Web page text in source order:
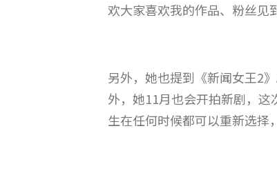
欢大家喜欢我的作品、粉丝见
另外，她也提到《新闻女王2
外，她11月也会开拍新剧，
生在任何时候都可以重新选择